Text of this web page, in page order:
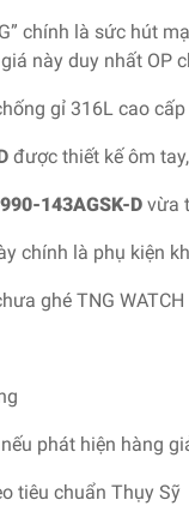
chính là sức hút
này duy nhất OP
gỉ 316L cao
được thiết kế ôm
143AGSK-D vừa
chính là phụ kiện
ghé TNG
phát hiện hàng
tiêu chuẩn Thụy Sỹ